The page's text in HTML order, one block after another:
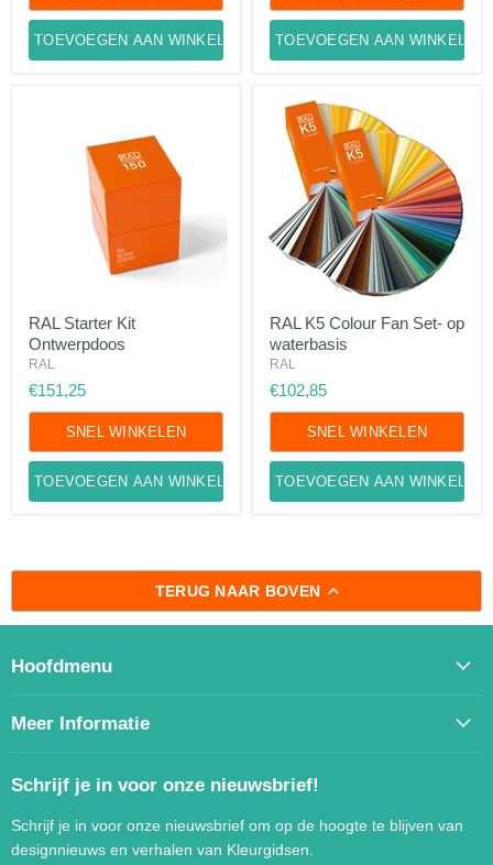
TOEVOEGEN AAN WINKELWAGENTOEVOEGEN AAN
Starter
Kit
Ontwerpdoos
RAL Starter Kit
Ontwerpdoos
RAL
€151,25
SNEL WINKELEN
TOEVOEGEN AAN WINKELWAGEN
K5
Colour
Fan
op
waterbasis
RAL K5 Colour Fan Set- op
waterbasis
RAL
€102,85
SNEL WINKELEN
TOEVOEGEN AAN
TERUG NAAR BOVEN
Hoofdmenu
Meer Informatie
Schrijf je in voor onze nieuwsbrief!
Schrijf je in voor onze nieuwsbrief om op de hoogte te blijven van
designnieuws en verhalen van Kleurgidsen.